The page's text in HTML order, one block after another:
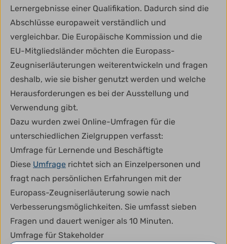
Lernergebnisse einer Qualifikation. Dadurch sind die
Abschlüsse europaweit verständlich und
vergleichbar. Die Europäische Kommission und die
EU-Mitgliedsländer möchten die Europass-
Zeugniserläuterungen weiterentwickeln und fragen
deshalb, wie sie bisher genutzt werden und welche
Herausforderungen es bei der Ausstellung und
Verwendung gibt.
Dazu wurden zwei Online-Umfragen für die
unterschiedlichen Zielgruppen verfasst:
Umfrage für Lernende und Beschäftigte
Diese Umfrage richtet sich an Einzelpersonen und
fragt nach persönlichen Erfahrungen mit der
Europass-Zeugniserläuterung sowie nach
Verbesserungsmöglichkeiten. Sie umfasst sieben
Fragen und dauert weniger als 10 Minuten.
Umfrage für Stakeholder